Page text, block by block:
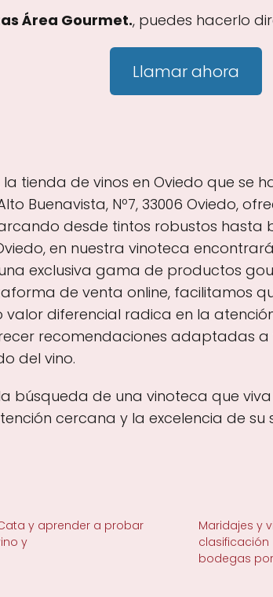
Área Gourmet., puedes hacerlo
Llamar ahora
tienda de vinos en Oviedo que se
Buenavista, Nº7, 33006 Oviedo,
desde tintos robustos hasta
en nuestra vinoteca
exclusiva gama de productos
de venta online, facilitamos
diferencial radica en la
recomendaciones adaptadas a
del vino.
búsqueda de una vinoteca que
cercana y la excelencia de
y aprender a probar
y
Maridajes y
clasificación
bodegas por